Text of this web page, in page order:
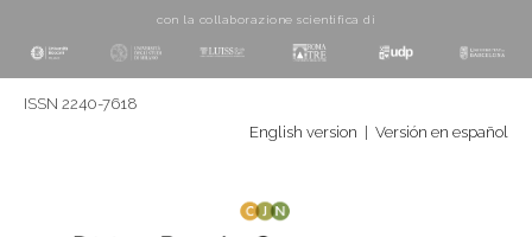
con la collaborazione scientifica di
ISSN 2240-7618
English version
Versión en español